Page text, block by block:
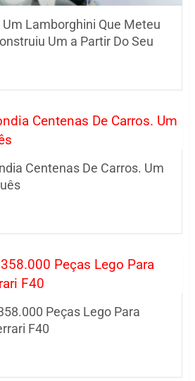
Um Lamborghini Que Meteu
Um a Partir Do Seu
Centenas De Carros. Um
Peças Lego Para
F40